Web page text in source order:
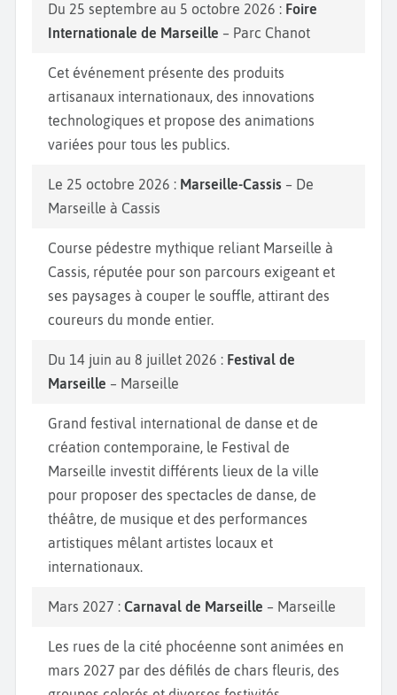
Du 25 septembre au 5 octobre 2026 : Foire
Internationale de Marseille – Parc Chanot
Cet événement présente des produits
artisanaux internationaux, des innovations
technologiques et propose des animations
variées pour tous les publics.
Le 25 octobre 2026 : Marseille-Cassis – De
Marseille à Cassis
Course pédestre mythique reliant Marseille à
Cassis, réputée pour son parcours exigeant et
ses paysages à couper le souffle, attirant des
coureurs du monde entier.
Du 14 juin au 8 juillet 2026 : Festival de
Marseille – Marseille
Grand festival international de danse et de
création contemporaine, le Festival de
Marseille investit différents lieux de la ville
pour proposer des spectacles de danse, de
théâtre, de musique et des performances
artistiques mêlant artistes locaux et
internationaux.
Mars 2027 : Carnaval de Marseille – Marseille
Les rues de la cité phocéenne sont animées en
mars 2027 par des défilés de chars fleuris, des